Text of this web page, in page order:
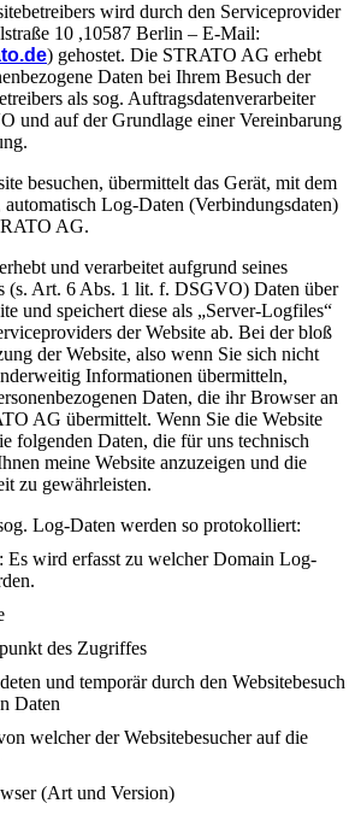
wird durch den Serviceprovider
10 ,10587 Berlin – E-Mail:
) gehostet. Die STRATO AG erhebt
Daten bei Ihrem Besuch der
als sog. Auftragsdatenverarbeiter
und auf der Grundlage einer Vereinbarung
besuchen, übermittelt das Gerät, mit dem
automatisch Log-Daten (Verbindungsdaten)
AG.
und verarbeitet aufgrund seines
(s. Art. 6 Abs. 1 lit. f. DSGVO) Daten über
und speichert diese als „Server-Logfiles“
der Website ab. Bei der bloß
der Website, also wenn Sie sich nicht
Informationen übermitteln,
Daten, die ihr Browser an
AG übermittelt. Wenn Sie die Website
folgenden Daten, die für uns technisch
meine Website anzuzeigen und die
zu gewährleisten.
Log-Daten werden so protokolliert:
Es wird erfasst zu welcher Domain Log-
des Zugriffes
und temporär durch den Websitebesuch
Daten
welcher der Websitebesucher auf die
(Art und Version)